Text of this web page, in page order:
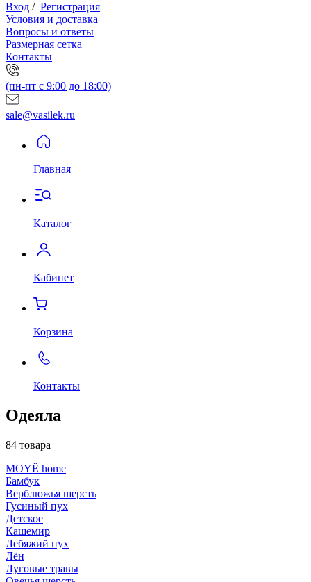
Вход / Регистрация
Условия и доставка
Вопросы и ответы
Размерная сетка
Контакты
(пн-пт с 9:00 до 18:00)
sale@vasilek.ru
Главная
Каталог
Кабинет
Корзина
Контакты
Одеяла
84 товара
MOYЁ home
Бамбук
Верблюжья шерсть
Гусиный пух
Детское
Кашемир
Лебяжий пух
Лён
Луговые травы